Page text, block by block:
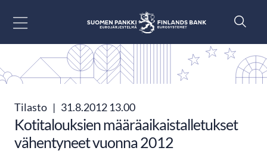
Tilasto | 31.8.2012 13.00
Kotitalouksien määräaikaistalletukset
vähentyneet vuonna 2012